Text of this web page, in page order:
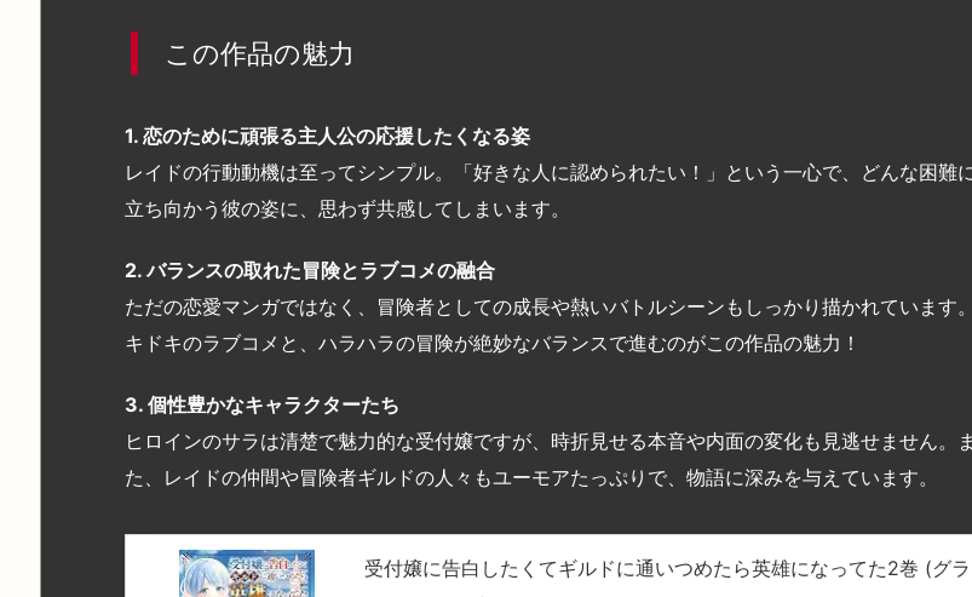
この作品の魅力
1. 恋のために頑張る主人公の応援したくなる姿
レイドの行動動機は至ってシンプル。「好きな人に認められたい！」という一心で、どんな困難
立ち向かう彼の姿に、思わず共感してしまいます。
2. バランスの取れた冒険とラブコメの融合
ただの恋愛マンガではなく、冒険者としての成長や熱いバトルシーンもしっかり描かれています
キドキのラブコメと、ハラハラの冒険が絶妙なバランスで進むのがこの作品の魅力！
3. 個性豊かなキャラクターたち
ヒロインのサラは清楚で魅力的な受付嬢ですが、時折見せる本音や内面の変化も見逃せません。ま
た、レイドの仲間や冒険者ギルドの人々もユーモアたっぷりで、物語に深みを与えています。
受付嬢に告白したくてギルドに通いつめたら英雄になってた2巻 (グラ